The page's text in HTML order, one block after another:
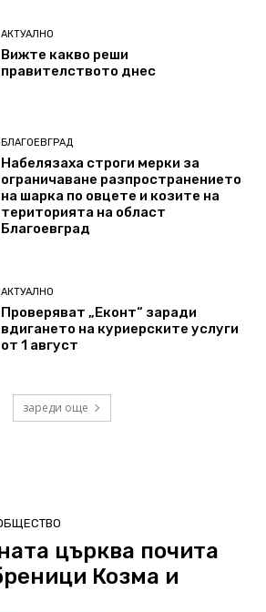
АКТУАЛНО
Вижте какво реши
правителството днес
БЛАГОЕВГРАД
Набелязаха строги мерки за
ограничаване разпространението
на шарка по овцете и козите на
територията на област
Благоевград
АКТУАЛНО
Проверяват „Еконт“ заради
вдигането на куриерските услуги
от 1 август
зареди още